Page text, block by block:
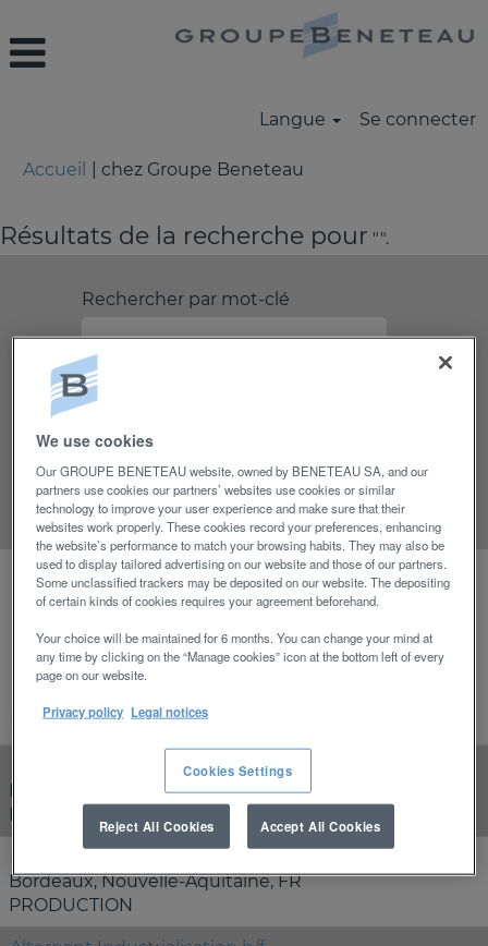
Langue Se connecter
Accueil chez Groupe Beneteau
Résultats de la recherche pour "".
Rechercher par mot-clé
Rechercher par lieu
Afficher plus d’options
Réinitialiser
Résultats 1 – 13 sur 13
Poste
[STAGE] - Assistant Architecte Naval H/F
Dompierre sur Yon, Pays de la Loire, FR
PRODUCT ENGINEERING DESIGN
Bordeaux, Nouvelle-Aquitaine, FR
PRODUCTION
We use cookies
Our GROUPE BENETEAU website, owned by BENETEAU SA, and our
partners use cookies our partners’ websites use cookies or similar
technology to improve your user experience and make sure that their
websites work properly. These cookies record your preferences, enhancing
the website’s performance to match your browsing habits. They may also be
used to display tailored advertising on our website and those of our partners.
Some unclassified trackers may be deposited on our website. The depositing
of certain kinds of cookies requires your agreement beforehand.
Your choice will be maintained for 6 months. You can change your mind at
any time by clicking on the “Manage cookies” icon at the bottom left of every
page on our website.
Privacy policy Legal notices
Cookies Settings
Reject All Cookies Accept All Cookies